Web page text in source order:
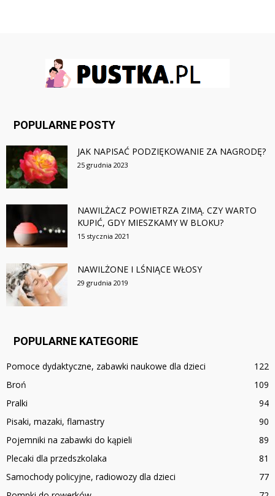
POPULARNE POSTY
JAK NAPISAĆ PODZIĘKOWANIE ZA NAGRODĘ?
25 grudnia 2023
NAWILŻACZ POWIETRZA ZIMĄ. CZY WARTO
KUPIĆ, GDY MIESZKAMY W BLOKU?
15 stycznia 2021
NAWILŻONE I LŚNIĄCE WŁOSY
29 grudnia 2019
POPULARNE KATEGORIE
Pomoce dydaktyczne, zabawki naukowe dla dzieci
122
Broń
109
Pralki
94
Pisaki, mazaki, flamastry
90
Pojemniki na zabawki do kąpieli
89
Plecaki dla przedszkolaka
81
Samochody policyjne, radiowozy dla dzieci
77